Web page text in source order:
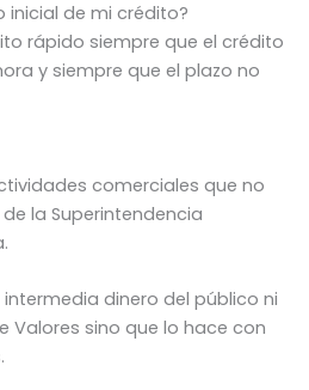
inicial de mi crédito?
rápido siempre que el crédito
y siempre que el plazo no
comerciales que no
la Superintendencia
dinero del público ni
Valores sino que lo hace con